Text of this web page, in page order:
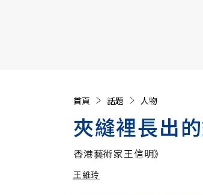
首頁 話題 人物
夾縫裡長出
香港藝術家王信明》
王維玲